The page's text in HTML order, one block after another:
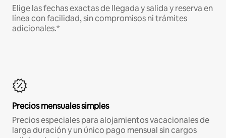
Elige las fechas exactas de llegada y salida y reserva en
línea con facilidad, sin compromisos ni trámites
adicionales.*
Precios mensuales simples
Precios especiales para alojamientos vacacionales de
larga duración y un único pago mensual sin cargos